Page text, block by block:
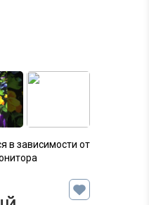
в зависимости от